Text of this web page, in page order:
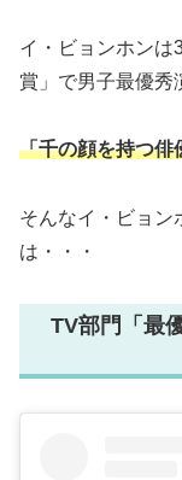
イ・ビョンホンは
賞」で男子最優秀
「千の顔を持つ俳
そんなイ・ビョン
は・・・
TV部門「最